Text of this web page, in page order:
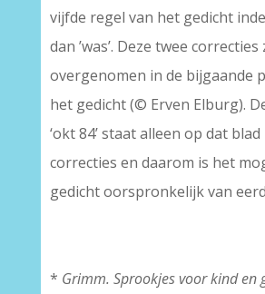
vijfde regel van het gedicht
dan ’was’. Deze twee correcties
overgenomen in de bijgaande
het gedicht (© Erven Elburg).
‘okt 84’ staat alleen op dat
correcties en daarom is het
gedicht oorspronkelijk van
* Grimm. Sprookjes voor kind en